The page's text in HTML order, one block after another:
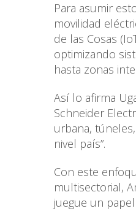
Para asumir
movilidad
de las Cosas
optimizando
hasta zonas
Así lo afirma
Schneider
urbana,
nivel país”.
Con este
multisectorial,
juegue un